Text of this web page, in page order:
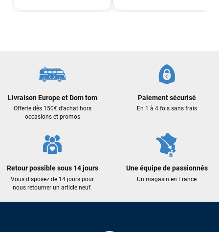
Livraison Europe et Dom tom
Offerte dès 150€ d'achat hors
occasions et promos
Paiement sécurisé
En 1 à 4 fois sans frais
Retour possible sous 14 jours
Vous disposez de 14 jours pour
nous retourner un article neuf.
Une équipe de passionnés
Un magasin en France